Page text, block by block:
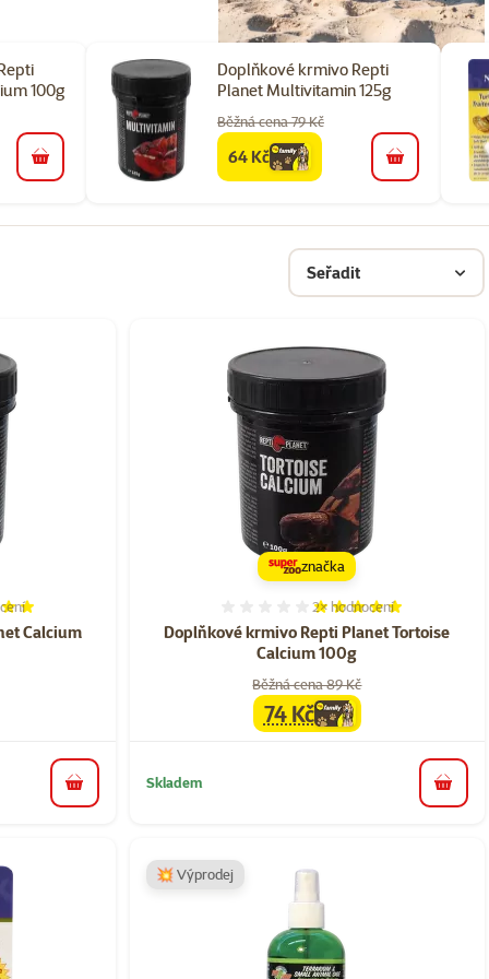
100g
do košíku
Doplňkové krmivo Repti
Planet Multivitamin 125g
Běžná cena 79 Kč
familycena
64 Kč do košíku
Seřadit
Calcium
100%, počet hodnocení: 7
do košíku
Doplňkové krmivo Repti Planet Tortoise
Calcium 100g
Hodnocení 100%, počet
2× hodnocení
Běžná cena 89 Kč
familycena
74 Kč
značka
Skladem do
💥 Výprodej